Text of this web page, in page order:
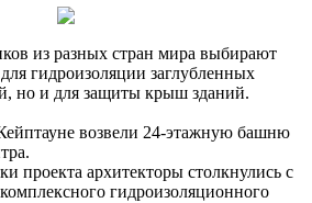
из разных стран мира выбирают
гидроизоляции заглубленных
но и для защиты крыш зданий.
возвели 24-этажную башню
проекта архитекторы столкнулись с
гидроизоляционного